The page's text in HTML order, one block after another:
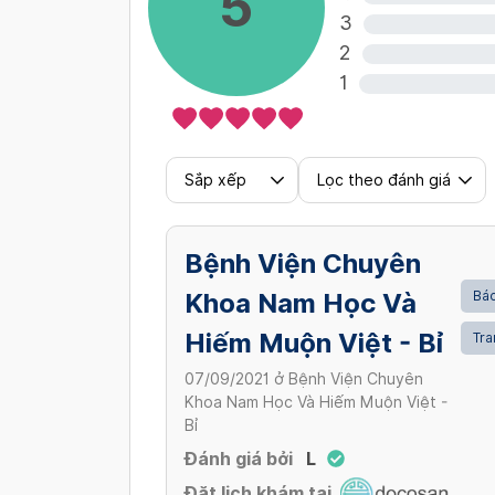
Nạo hút thai ngừng phát triển
2,000,000 VND/ Lần
Xem thêm
3
2
1
Sắp xếp Lọc theo đánh giá
Bệnh Viện Chuyên
Khoa Nam Học Và
Hiếm Muộn Việt - Bỉ
07/09/2021 ở Bệnh Viện Chuyên
Khoa Nam Học Và Hiếm Muộn Việt -
Bỉ
Đánh giá bởi
L